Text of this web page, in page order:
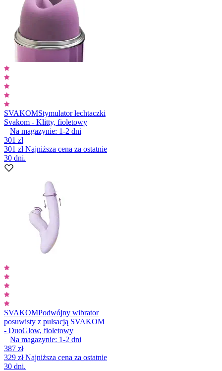
SVAKOMStymulator łechtaczki
Svakom - Klitty, fioletowy
Na magazynie: 1-2 dni
301 zł
301 złNajniższa cena za ostatnie
30 dni.
SVAKOMPodwójny wibrator
posuwisty z pulsacją SVAKOM
- DuoGlow, fioletowy
Na magazynie: 1-2 dni
387 zł
329 złNajniższa cena za ostatnie
30 dni.